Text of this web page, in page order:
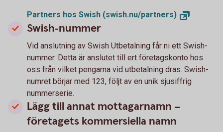
Partners hos Swish (swish.nu/partners)
Swish-nummer
Vid anslutning av Swish Utbetalning får ni ett Swish-
nummer. Detta är anslutet till ert företagskonto hos
oss från vilket pengarna vid utbetalning dras. Swish-
numret börjar med 123, följt av en unik sjusiffrig
nummerserie.
Lägg till annat mottagarnamn –
företagets kommersiella namn